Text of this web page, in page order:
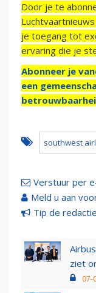
Door je te
je toegang tot
ervaring die je
Abonneer je
een
southwest
Verstuur per
Meld u aan
Tip de redactie
ziet
07-